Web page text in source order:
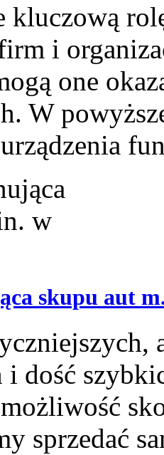
kluczową
i
one
W
skupu aut
i dość
sprzedać